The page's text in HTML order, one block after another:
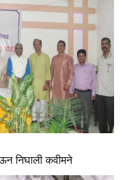
निघाली कवीमने